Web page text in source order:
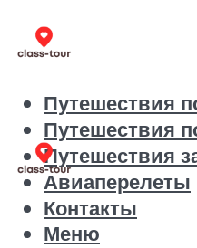
Путешествия
Путешествия
Путешествия
Авиаперелеты
Контакты
Меню